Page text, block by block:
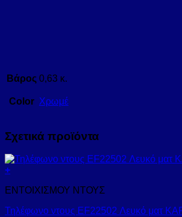
Βάρος 0,63 κ.
Color Χρωμέ
Σχετικά προϊόντα
+
ΕΝΤΟΙΧΙΣΜΟΥ ΝΤΟΥΣ
Τηλέφωνο ντους EF22502 Λευκό ματ